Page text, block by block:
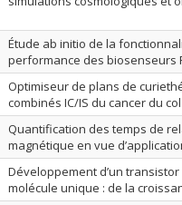
Étude ab initio de la
performance des biosenseurs
Optimiseur de plans de
combinés IC/IS du cancer du
Quantification des temps de
magnétique en vue
Développement d’un
molécule unique : de la